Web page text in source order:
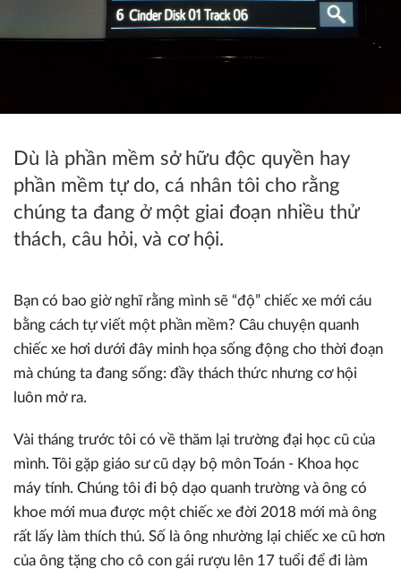
Dù là phần mềm sở hữu độc quyền hay
phần mềm tự do, cá nhân tôi cho rằng
chúng ta đang ở một giai đoạn nhiều thử
thách, câu hỏi, và cơ hội.
Bạn có bao giờ nghĩ rằng mình sẽ “độ” chiếc xe mới cáu
bằng cách tự viết một phần mềm? Câu chuyện quanh
chiếc xe hơi dưới đây minh họa sống động cho thời đoạn
mà chúng ta đang sống: đầy thách thức nhưng cơ hội
luôn mở ra.
Vài tháng trước tôi có về thăm lại trường đại học cũ của
mình. Tôi gặp giáo sư cũ dạy bộ môn Toán - Khoa học
máy tính. Chúng tôi đi bộ dạo quanh trường và ông có
khoe mới mua được một chiếc xe đời 2018 mới mà ông
rất lấy làm thích thú. Số là ông nhường lại chiếc xe cũ hơn
của ông tặng cho cô con gái rượu lên 17 tuổi để đi làm